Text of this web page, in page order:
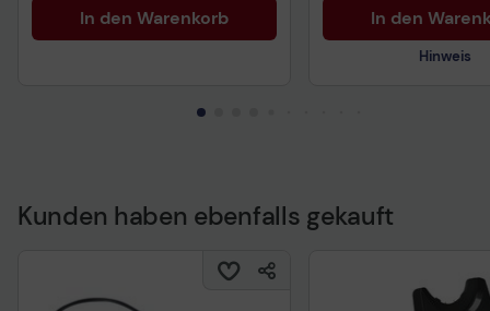
In den Warenkorb In den
Hinweis
Technisches
Kunden haben ebenfalls gekauft